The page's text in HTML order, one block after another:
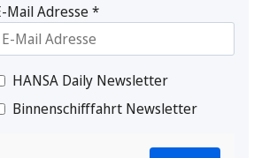
Mail Adresse*
HANSA Daily Newsletter
Binnenschifffahrt Newsletter